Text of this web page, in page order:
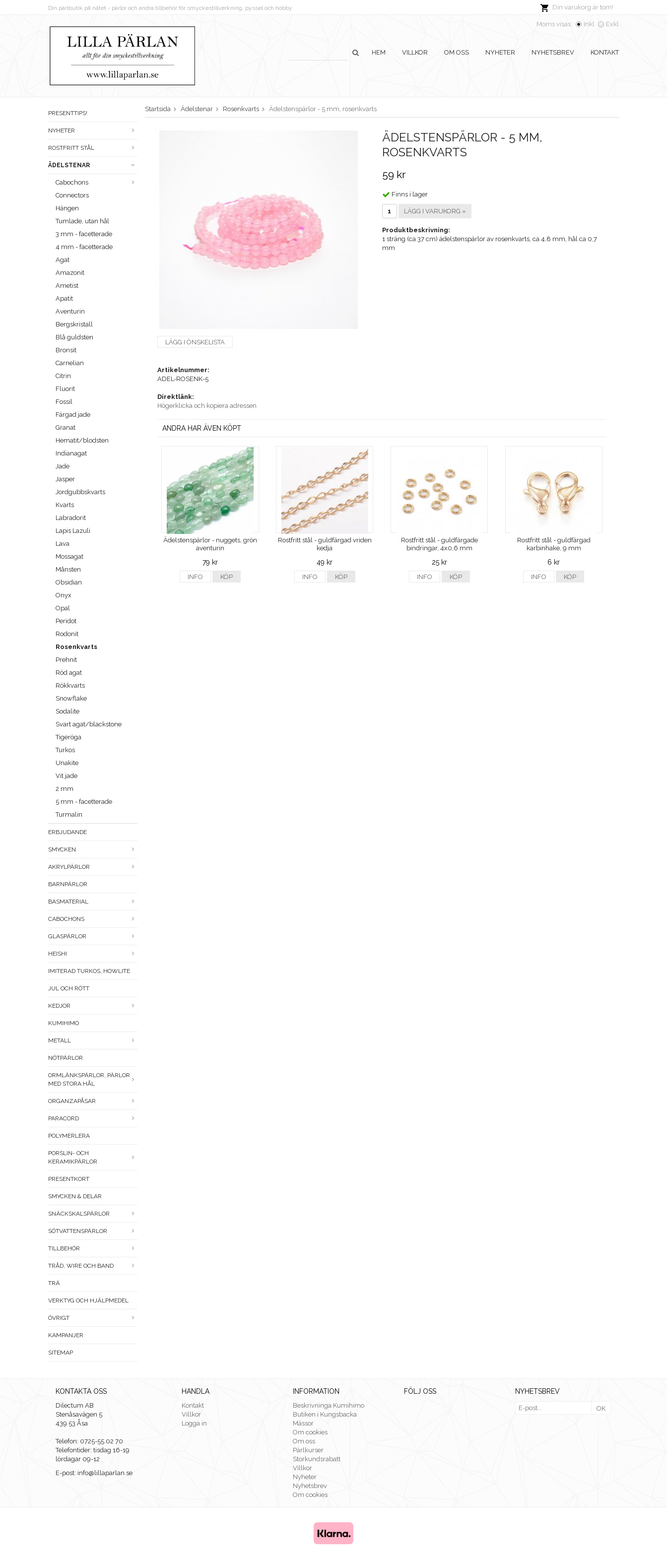
Din varukorg är tom!
Din pärlbutik på nätet - pärlor och andra tillbehör för smyckestillverkning, pyssel och hobby
Moms visas: Inkl Exkl
HEM VILLKOR OM OSS NYHETER NYHETSBREV KONTAKT
PRESENTTIPS!
NYHETER
ROSTFRITT STÅL
ÄDELSTENAR
Cabochons
Connectors
Hängen
Tumlade, utan hål
3 mm - facetterade
4 mm - facetterade
Agat
Amazonit
Ametist
Apatit
Aventurin
Bergskristall
Blå guldsten
Bronsit
Carnelian
Citrin
Fluorit
Fossil
Färgad jade
Granat
Hematit/blodsten
Indianagat
Jade
Jasper
Jordgubbskvarts
Kvarts
Labradorit
Lapis Lazuli
Lava
Mossagat
Månsten
Obsidian
Onyx
Opal
Peridot
Rodonit
Rosenkvarts
Prehnit
Röd agat
Rökkvarts
Snowflake
Sodalite
Svart agat/blackstone
Tigeröga
Turkos
Unakite
Vit jade
2 mm
5 mm - facetterade
Turmalin
ERBJUDANDE
SMYCKEN
AKRYLPÄRLOR
BARNPÄRLOR
BASMATERIAL
CABOCHONS
GLASPÄRLOR
HEISHI
IMITERAD TURKOS, HOWLITE
JUL OCH RÖTT
KEDJOR
KUMIHIMO
METALL
NÖTPÄRLOR
ORMLÄNKSPÄRLOR, PÄRLOR
MED STORA HÅL
ORGANZAPÅSAR
PARACORD
POLYMERLERA
PORSLIN- OCH
KERAMIKPÄRLOR
PRESENTKORT
SMYCKEN & DELAR
SNÄCKSKALSPÄRLOR
SÖTVATTENSPÄRLOR
TILLBEHÖR
TRÅD, WIRE OCH BAND
TRÄ
VERKTYG OCH HJÄLPMEDEL
ÖVRIGT
KAMPANJER
SITEMAP
Startsida Ädelstenar Rosenkvarts Ädelstenspärlor - 5 mm, rosenkvarts
ÄDELSTENSPÄRLOR - 5 MM,
ROSENKVARTS
59 kr
Finns i lager
LÄGG I VARUKORG »
Produktbeskrivning:
1 sträng (ca 37 cm) ädelstenspärlor av rosenkvarts, ca 4,8 mm, hål ca 0,7
mm
LÄGG I ÖNSKELISTA
Artikelnummer:
ADEL-ROSENK-5
Direktlänk:
Högerklicka och kopiera adressen
ANDRA HAR ÄVEN KÖPT
Ädelstenspärlor - nuggets, grön
aventurin
79 kr
INFO KÖP
Rostfritt stål - guldfärgad vriden
kedja
49 kr
INFO KÖP
Rostfritt stål - guldfärgade
bindringar, 4x0,6 mm
25 kr
INFO KÖP
Rostfritt stål - guldfärgad
karbinhake, 9 mm
6 kr
INFO KÖP
KONTAKTA OSS
Dilectum AB
Stenåsavägen 5
439 53 Åsa
Telefon: 0725-55 02 70
Telefontider: tisdag 16-19
lördagar 09-12
E-post: info@lillaparlan.se
HANDLA
Kontakt
Villkor
Logga in
INFORMATION
Beskrivninga Kumihimo
Butiken i Kungsbacka
Mässor
Om cookies
Om oss
Pärlkurser
Storkundsrabatt
Villkor
Nyheter
Nyhetsbrev
Om cookies
FÖLJ OSS NYHETSBREV
OK